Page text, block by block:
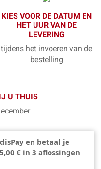
KIES VOOR DE DATUM EN
HET UUR VAN DE
LEVERING
tijdens het invoeren van de
bestelling
U THUIS
en betaal je
€ in 3 aflossingen